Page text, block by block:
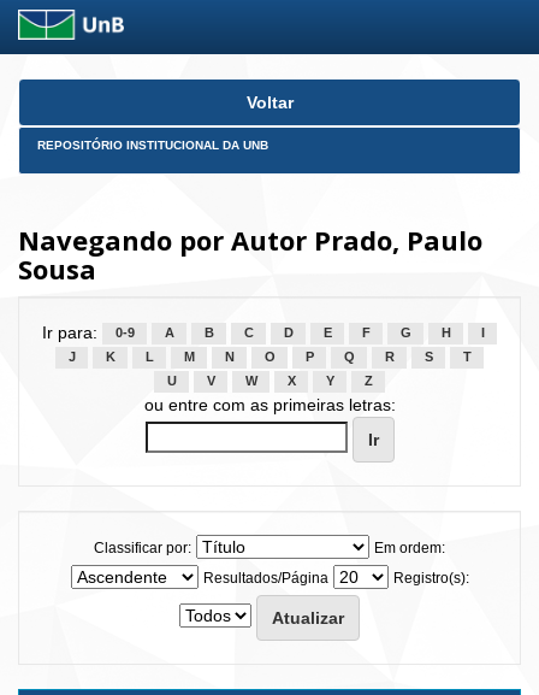
Skip
Voltar
REPOSITÓRIO INSTITUCIONAL DA UNB
Navegando por Autor Prado, Paulo
Sousa
Ir para: 0-9 A B C D E F G H
J
K L M N O P Q R S
T
U
V W X Y Z
ou entre com as primeiras letras:
Classificar por:
Em ordem:
Resultados/Página
Registro(s):